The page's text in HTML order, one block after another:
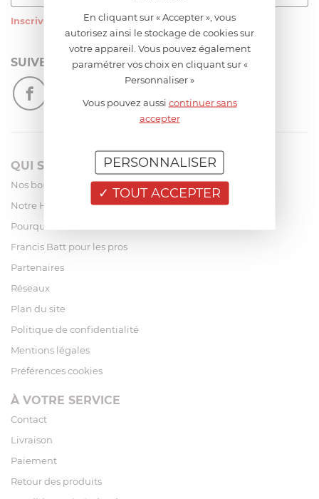
Inscrivez-vous à notre newsletter
SUIVEZ-NOUS
QUI SOMMES-NOUS?
Nos boutiques
Notre Histoire
Pourquoi acheter chez Francis Batt ?
Francis Batt pour les pros
Partenaires
Réseaux
Plan du site
Politique de confidentialité
Mentions légales
Préférences cookies
À VOTRE SERVICE
Contact
Livraison
Paiement
Retour des produits
En cliquant sur « Accepter », vous
autorisez ainsi le stockage de cookies sur
votre appareil. Vous pouvez également
paramétrer vos choix en cliquant sur «
Personnaliser »
Vous pouvez aussi continuer sans
accepter
TOUT ACCEPTER
PERSONNALISER